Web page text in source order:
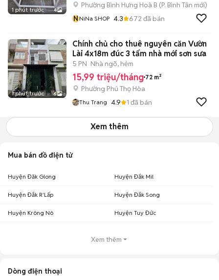
1 phút trước 4
Phường Bình Hưng Hoà B (P. Bình Tân mới)
NNiNa SHOP 4.3 672 đã bán
1 phút trước 6
Chính chủ cho thuê nguyên căn Vườn
Lài 4x18m đúc 3 tấm nhà mới sơn sưa
5 PN Nhà ngõ, hẻm
15,99 triệu/tháng 72 m²
Phường Phú Thọ Hòa
Thu Trang 4.9 1 đã bán
Xem thêm
Mua bán đồ điện tử
Huyện Đăk Glong Huyện Đắk Mil
Huyện Đắk R'Lấp Huyện Đắk Song
Huyện Krông Nô Huyện Tuy Đức
Xem thêm
Dòng điện thoại